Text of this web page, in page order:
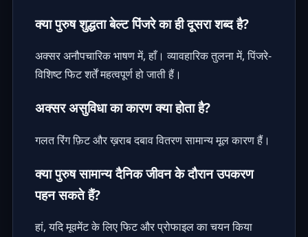
क्या पुरुष शुद्धता बेल्ट पिंजरे का ही दूसरा शब्द है?
अक्सर अनौपचारिक भाषण में, हाँ। व्यावहारिक तुलना में, पिंजरे-
विशिष्ट फिट शर्तें महत्वपूर्ण हो जाती हैं।
अक्सर असुविधा का कारण क्या होता है?
गलत रिंग फ़िट और ख़राब दबाव वितरण सामान्य मूल कारण हैं।
क्या पुरुष सामान्य दैनिक जीवन के दौरान उपकरण
पहन सकते हैं?
हां, यदि मूवमेंट के लिए फिट और प्रोफाइल का चयन किया